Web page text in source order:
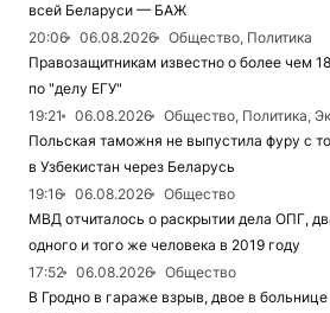
всей Беларуси — БАЖ
20:06
06.08.2026
Общество, Политика
Правозащитникам известно о более чем
по "делу ЕГУ"
19:21
06.08.2026
Общество, Политика,
Польская таможня не выпустила фуру с
в Узбекистан через Беларусь
19:16
06.08.2026
Общество
МВД отчиталось о раскрытии дела ОПГ,
одного и того же человека в 2019 году
17:52
06.08.2026
Общество
В Гродно в гараже взрыв, двое в больнице